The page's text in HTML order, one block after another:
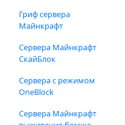
Гриф сервера
Майнкрафт
Сервера Майнкрафт
СкайБлок
Сервера с режимом
OneBlock
Сервера Майнкрафт